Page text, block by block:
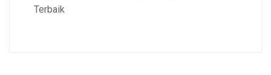
Terbaik